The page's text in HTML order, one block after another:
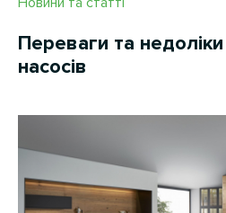
Переваги та
насосів